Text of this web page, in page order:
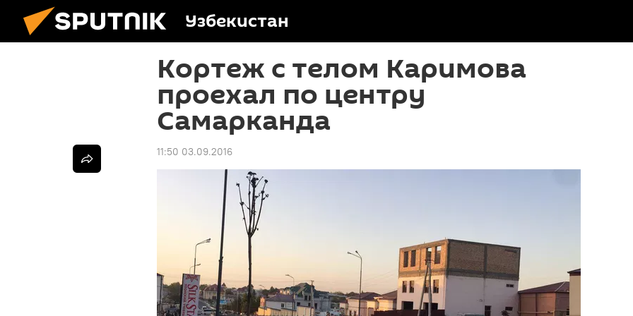
Узбекистан
Кортеж с телом Каримова
проехал по центру
Самарканда
11:50 03.09.2016